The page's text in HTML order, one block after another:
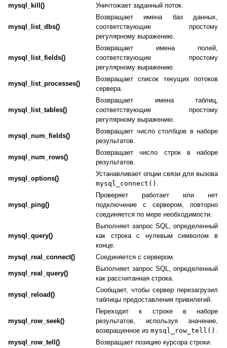
mysql_kill()
Уничтожает заданный поток.
mysql_list_dbs()
Возвращает имена баз данных,
соответствующие простому
регулярному выражению.
mysql_list_fields()
Возвращает имена полей,
соответствующие простому
регулярному выражению.
mysql_list_processes()
Возвращает список текущих потоков
сервера.
mysql_list_tables()
Возвращает имена таблиц,
соответствующие простому
регулярному выражению.
mysql_num_fields()
Возвращает число столбцов в наборе
результатов.
mysql_num_rows()
Возвращает число строк в наборе
результатов.
mysql_options()
Устанавливает опции связи для вызова
mysql_connect()
mysql_ping()
Проверяет работает или нет
подключение с сервером, повторно
соединяется по мере необходимости.
mysql_query()
Выполняет запрос SQL, определенный
как строка с нулевым символом в
конце.
mysql_real_connect()
Соединяется с сервером.
mysql_real_query()
Выполняет запрос SQL, определенный
как рассчитанная строка.
mysql_reload()
Сообщает, чтобы сервер перезагрузил
таблицы предоставления привилегий.
mysql_row_seek()
Переходит к строке в наборе
результатов, используя значение,
возвращенное из mysql_row_tell()
mysql_row_tell()
Возвращает позицию курсора строки.